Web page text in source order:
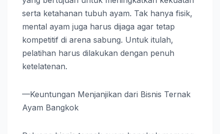
serta ketahanan tubuh ayam. Tak hanya fisik,
mental ayam juga harus dijaga agar tetap
kompetitif di arena sabung. Untuk itulah,
pelatihan harus dilakukan dengan penuh
ketelatenan.
—Keuntungan Menjanjikan dari Bisnis Ternak
Ayam Bangkok